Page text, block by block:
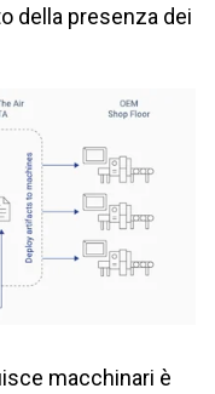
della presenza dei
macchinari è